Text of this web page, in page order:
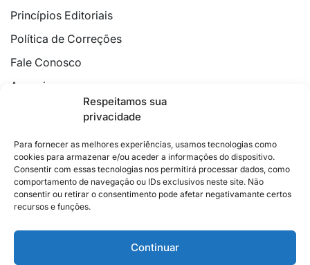
Respeitamos sua
privacidade
Para fornecer as melhores experiências, usamos tecnologias como
cookies para armazenar e/ou aceder a informações do dispositivo.
Consentir com essas tecnologias nos permitirá processar dados, como
comportamento de navegação ou IDs exclusivos neste site. Não
consentir ou retirar o consentimento pode afetar negativamante certos
recursos e funções.
Continuar
Princípios Editoriais
Política de Correções
Fale Conosco
Anuncie
Política de Cookies
2026 © Feito com
no Espírito Santo.
PoderEditorialCidades